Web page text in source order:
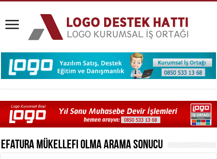
Efatura Mükellefi OlmaArama Sonucu